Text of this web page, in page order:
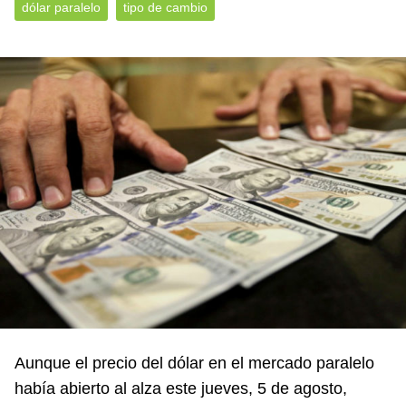
dólar paralelo tipo de cambio
Aunque el precio del dólar en el mercado paralelo
había abierto al alza este jueves, 5 de agosto,